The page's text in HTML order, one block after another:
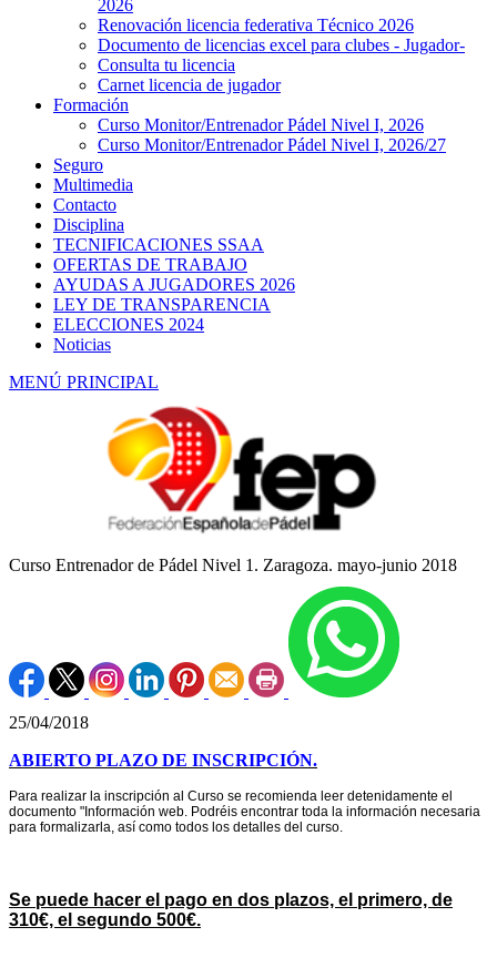
2026
Renovación licencia federativa Técnico 2026
Documento de licencias excel para clubes - Jugador-
Consulta tu licencia
Carnet licencia de jugador
Formación
Curso Monitor/Entrenador Pádel Nivel I, 2026
Curso Monitor/Entrenador Pádel Nivel I, 2026/27
Seguro
Multimedia
Contacto
Disciplina
TECNIFICACIONES SSAA
OFERTAS DE TRABAJO
AYUDAS A JUGADORES 2026
LEY DE TRANSPARENCIA
ELECCIONES 2024
Noticias
MENÚ PRINCIPAL
Curso Entrenador de Pádel Nivel 1. Zaragoza. mayo-junio 2018
25/04/2018
ABIERTO PLAZO DE INSCRIPCIÓN.
Para realizar la inscripción al Curso se recomienda leer detenidamente el
documento "Información web. Podréis encontrar toda la información necesaria
para formalizarla, así como todos los detalles del curso.
Se puede hacer el pago en dos plazos, el primero, de
310€, el segundo 500€.